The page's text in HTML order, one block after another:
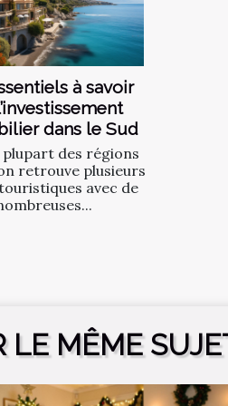
à savoir
dans le Sud
plupart des régions
retrouve plusieurs
avec de
LE MÊME